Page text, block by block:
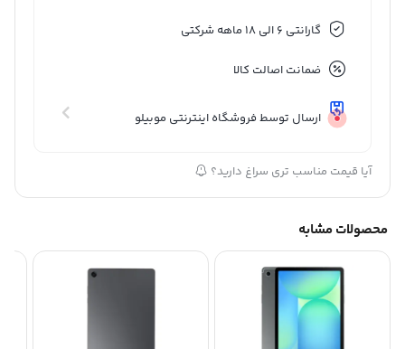
گارانتی 6 الی 18 ماهه شرکتی
ضمانت اصالت کالا
ارسال توسط فروشگاه اینترنتی موبیلو
آیا قیمت مناسب تری سراغ دارید؟
محصولات مشابه